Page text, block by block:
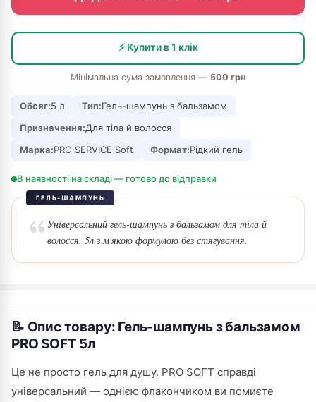
⚡ Купити в 1 клік
Мінімальна сума замовлення — 500 грн
Обсяг:5 л Тип:Гель-шампунь з бальзамом
Призначення:Для тіла й волосся
Марка:PRO SERVICE Soft Формат:Рідкий гель
В наявності на складі — готово до відправки
ГЕЛЬ-ШАМПУНЬ
Універсальний гель-шампунь з бальзамом для тіла й
волосся. 5л з м'якою формулою без стягування.
📝 Опис товару: Гель-шампунь з бальзамом
PRO SOFT 5л
Це не просто гель для душу. PRO SOFT справді
універсальний — однією флакончиком ви помиєте